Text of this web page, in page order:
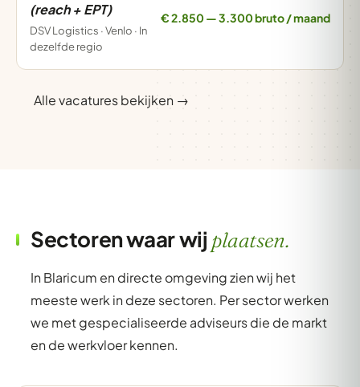
(reach + EPT)
DSV Logistics · Venlo · In
dezelfde regio
€ 2.850 — 3.300 bruto / maand
Alle vacatures bekijken →
Sectoren waar wij plaatsen.
In Blaricum en directe omgeving zien wij het
meeste werk in deze sectoren. Per sector werken
we met gespecialiseerde adviseurs die de markt
en de werkvloer kennen.